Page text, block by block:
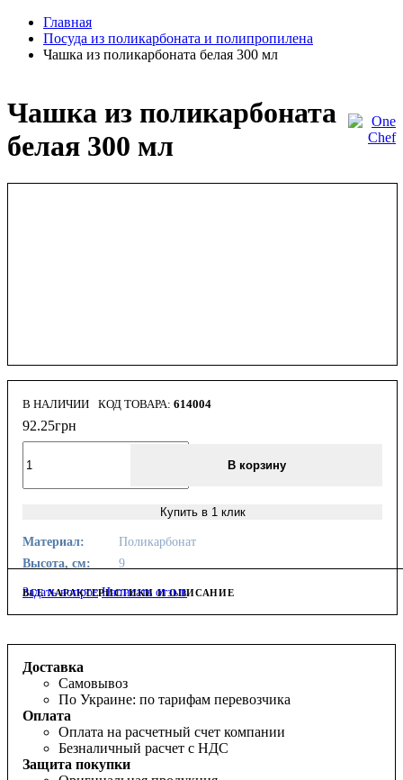
Главная
Посуда из поликарбоната и полипропилена
Чашка из поликарбоната белая 300 мл
Чашка из поликарбоната
белая 300 мл
В НАЛИЧИИ 614004
92.25грн
В корзину
Купить в 1 клик
Материал:
Поликарбонат
Высота, см:
9
ВСЕ ХАРАКТЕРИСТИКИ И ОПИСАНИЕ
Задать вопрос Написать отзыв
Доставка
Самовывоз
По Украине: по тарифам перевозчика
Оплата
Оплата на расчетный счет компании
Безналичный расчет с НДС
Защита покупки